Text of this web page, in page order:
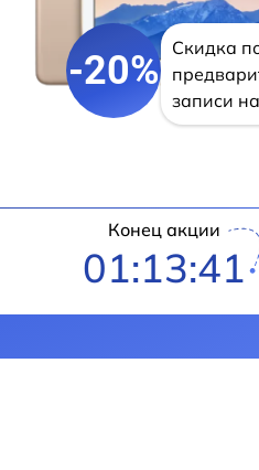
-20%
Скидка
записи
Конец акции
01:13:40